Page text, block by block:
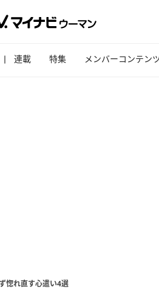
連載 特集 メンバーコンテン
惚れ直す心遣い4選